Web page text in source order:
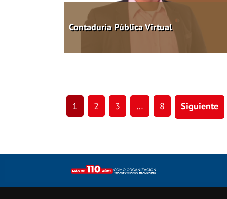
Contaduría Pública Virtual
1 2 3 … 8 Siguiente